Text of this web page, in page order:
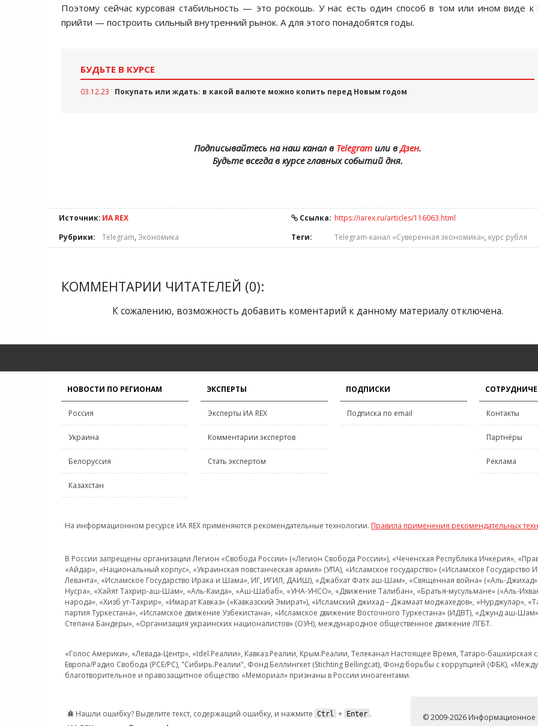
Поэтому сейчас курсовая стабильность — это роскошь. У нас есть один способ в том или ином виде к
прийти — построить сильный внутренний рынок. А для этого понадобятся годы.
БУДЬТЕ В КУРСЕ
03.12.23 Покупать или ждать: в какой валюте можно копить перед Новым годом
Подписывайтесь на наш канал в Telegramили вДзен.
Будьте всегда в курсе главных событий дня.
Источник: ИА REX Ссылка: https://iarex.ru/articles/116063.html
Рубрики:
Telegram, Экономика Теги: Telegram-канал «Суверенная экономика», курс рубля
КОММЕНТАРИИ ЧИТАТЕЛЕЙ (0):
К сожалению, возможность добавить коментарий к данному материалу отключена.
НОВОСТИ ПО РЕГИОНАМ
Россия
Украина
Белоруссия
Казахстан
ЭКСПЕРТЫ
Эксперты ИА REX
Комментарии экспертов
Стать экспертом
ПОДПИСКИ
Подписка по email Контакты
Партнёры
Реклама
На информационном ресурсе ИА REX применяются рекомендательные технологии. Правила применения рекомендательных
В России запрещены организации Легион «Свобода России» («Легион Свобода России»), «Чеченская Республика Ичкерия»,
«Айдар», «Национальный корпус», «Украинская повстанческая армия» (УПА), «Исламское государство» («Исламское
Леванта», «Исламское Государство Ирака и Шама», ИГ, ИГИЛ, ДАИШ), «Джабхат Фатх аш-Шам», «Священная война» («Аль-Джихад»
Нусра», «Хайят Тахрир-аш-Шам», «Аль-Каида», «Аш-Шабаб», «УНА-УНСО», «Движение Талибан», «Братья-мусульмане» («Аль-
народа», «Хизб ут-Тахрир», «Имарат Кавказ» («Кавказский Эмират»), «Исламский джихад – Джамаат моджахедов», «Нурджулар»,
партия Туркестана», «Исламское движение Узбекистана», «Исламское движение Восточного Туркестана» (ИДВТ), «Джунд аш-
Степана Бандеры», «Организация украинских националистов» (ОУН), международное общественное движение ЛГБТ.
«Голос Америки», «Левада-Центр», «Idel.Реалии», Кавказ.Реалии, Крым.Реалии, Телеканал Настоящее Время, Татаро-
Европа/Радио Свобода (PCE/PC), "Сибирь.Реалии", Фонд Беллингкет (Stichting Bellingcat), Фонд борьбы с коррупцией (ФБК),
благотворительное и правозащитное общество «Мемориал» признаны в России иноагентами.
Нашли ошибку? Выделите текст, содержащий ошибку, и нажмите Ctrl + Enter .
© 2009-2026 Информационное